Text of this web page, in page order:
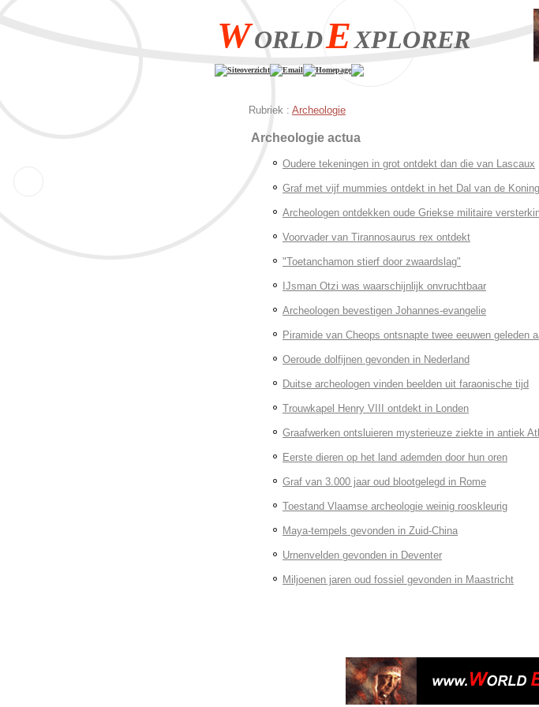
WORLDEXPLORER
Siteoverzicht Email Homepage
Rubriek : Archeologie
Archeologie actua
Oudere tekeningen in grot ontdekt dan die van Lascaux
Graf met vijf mummies ontdekt in het Dal van de
Archeologen ontdekken oude Griekse militaire
Voorvader van Tirannosaurus rex ontdekt
"Toetanchamon stierf door zwaardslag"
IJsman Otzi was waarschijnlijk onvruchtbaar
Archeologen bevestigen Johannes-evangelie
Piramide van Cheops ontsnapte twee eeuwen geleden
Oeroude dolfijnen gevonden in Nederland
Duitse archeologen vinden beelden uit faraonische tijd
Trouwkapel Henry VIII ontdekt in Londen
Graafwerken ontsluieren mysterieuze ziekte in antiek
Eerste dieren op het land ademden door hun oren
Graf van 3.000 jaar oud blootgelegd in Rome
Toestand Vlaamse archeologie weinig rooskleurig
Maya-tempels gevonden in Zuid-China
Urnenvelden gevonden in Deventer
Miljoenen jaren oud fossiel gevonden in Maastricht